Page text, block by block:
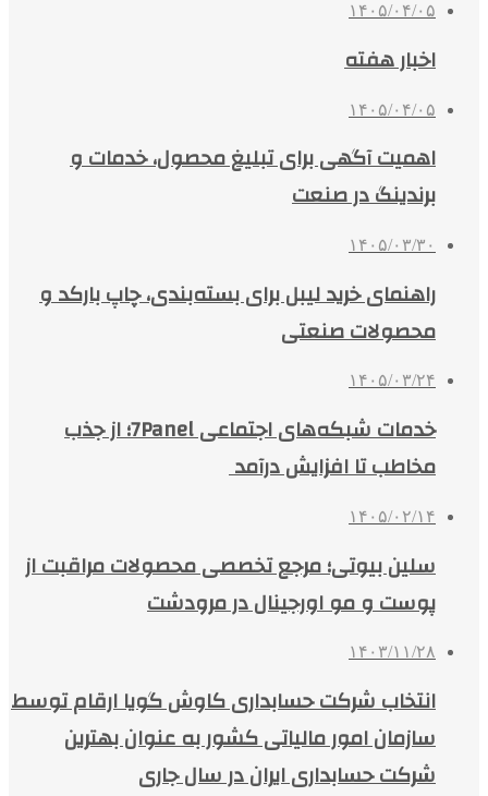
۱۴۰۵/۰۴/۰۵
اخبار هفته
۱۴۰۵/۰۴/۰۵
اهمیت آگهی برای تبلیغ محصول، خدمات و
برندینگ در صنعت
۱۴۰۵/۰۳/۳۰
راهنمای خرید لیبل برای بسته‌بندی، چاپ بارکد و
محصولات صنعتی
۱۴۰۵/۰۳/۲۴
خدمات شبکه‌های اجتماعی 7Panel؛ از جذب
مخاطب تا افزایش درآمد
۱۴۰۵/۰۲/۱۴
سلین بیوتی؛ مرجع تخصصی محصولات مراقبت از
پوست و مو اورجینال در مرودشت
۱۴۰۳/۱۱/۲۸
انتخاب شرکت حسابداری کاوش گویا ارقام توسط
سازمان امور مالیاتی کشور به عنوان بهترین
شرکت حسابداری ایران در سال جاری